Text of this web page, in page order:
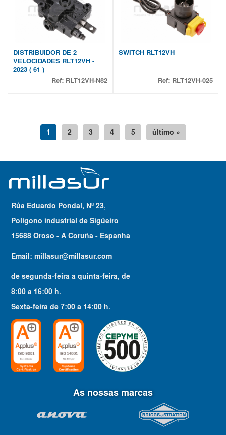
DISTRIBUIDOR DE 2
VELOCIDADES RLT12VH -
2023 ( 61 )
Ref: RLT12VH-N82
SWITCH RLT12VH
Ref: RLT12VH-025
1 2 3 4 5 último »
Rúa Eduardo Pondal, Nº 23,
Polígono industrial de Sigüeiro
15688 Oroso - A Coruña - Espanha
Email:millasur@millasur.com
de segunda-feira a quinta-feira, de
8:00 a 16:00 h.
Sexta-feira de7:00 a 14:00 h.
As nossas marcas